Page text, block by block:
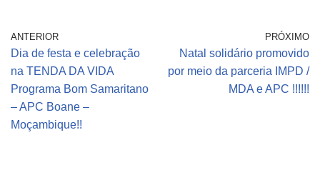
ANTERIOR
Dia de festa e celebração
na TENDA DA VIDA
Programa Bom Samaritano
– APC Boane –
Moçambique!!
PRÓXIMO
Natal solidário promovido
por meio da parceria IMPD /
MDA e APC !!!!!!